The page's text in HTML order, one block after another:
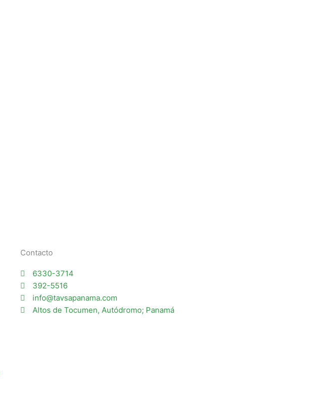
Contacto
6330-3714
392-5516
info@tavsapanama.com
Altos de Tocumen, Autódromo; Panamá